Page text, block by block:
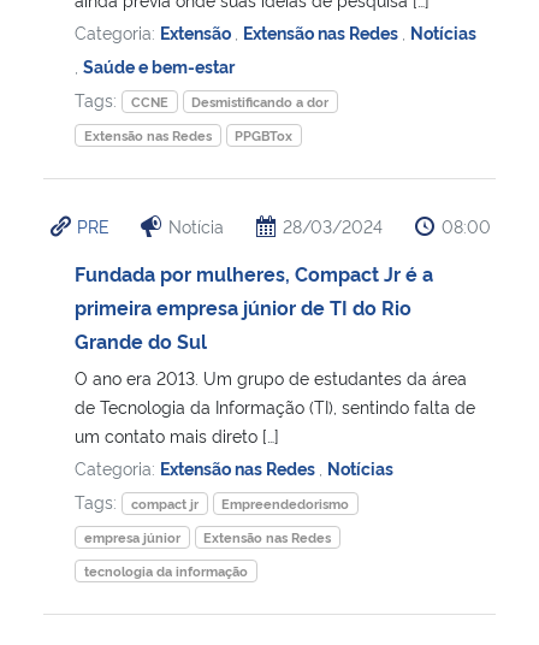
Categoria: Extensão Extensão nas Redes Notícias
Saúde e bem-estar
Tags:
CCNE
Desmistificando a dor
Extensão nas Redes
PPGBTox
PRE Notícia 28/03/2024 08:00
Fundada por mulheres, Compact Jr é a
primeira empresa júnior de TI do Rio
Grande do Sul
O ano era 2013. Um grupo de estudantes da área
de Tecnologia da Informação (TI), sentindo falta de
um contato mais direto […]
Categoria: Extensão nas Redes Notícias
Tags:
compact jr
Empreendedorismo
empresa júnior
Extensão nas Redes
tecnologia da informação